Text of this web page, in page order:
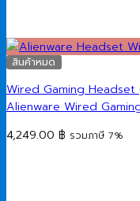
สินค้าหมด
Wired Gaming Headset
Alienware Wired
4,249.00 ฿ รวมภาษี 7%